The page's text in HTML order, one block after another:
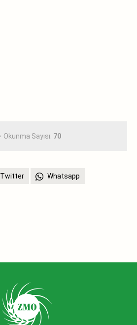
Okunma Sayısı: 70
Twitter Whatsapp